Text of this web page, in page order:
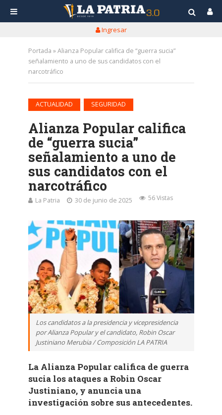
Ingresar
Portada »Alianza Popular califica de “guerra sucia”
señalamiento a uno de sus candidatos con el
narcotráfico
ACTUALIDAD SEGURIDAD
Alianza Popular califica
de “guerra sucia”
señalamiento a uno de
sus candidatos con el
narcotráfico
La Patria 30 de junio de 2025 56 Vistas
Los candidatos a la presidencia y vicepresidencia
por Alianza Popular y el candidato, Robin Oscar
Justiniano Merubia / Composición LA PATRIA
La Alianza Popular califica de guerra
sucia los ataques a Robin Oscar
Justiniano, y anuncia una
investigación sobre sus antecedentes.